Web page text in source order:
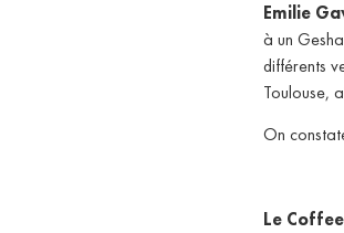
Emilie
à un
différents
Toulouse,
On
Le